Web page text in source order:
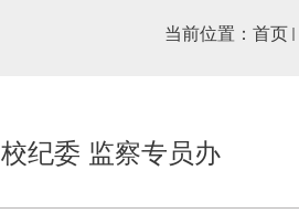
当前位置： 首页
校纪委 监察专员办